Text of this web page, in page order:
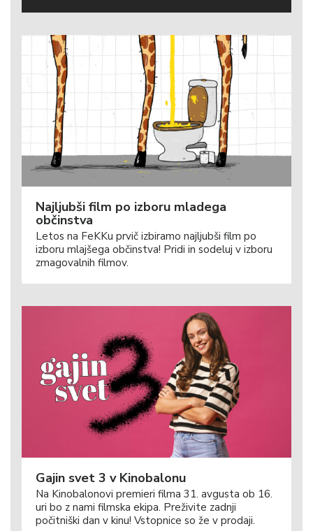
Najljubši film po izboru mladega
občinstva
Letos na FeKKu prvič izbiramo najljubši film po
izboru mlajšega občinstva! Pridi in sodeluj v izboru
zmagovalnih filmov.
Gajin svet 3 v Kinobalonu
Na Kinobalonovi premieri filma 31. avgusta ob 16.
uri bo z nami filmska ekipa. Preživite zadnji
počitniški dan v kinu! Vstopnice so že v prodaji.